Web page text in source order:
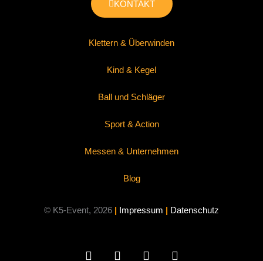
KONTAKT
Klettern & Überwinden
Kind & Kegel
Ball und Schläger
Sport & Action
Messen & Unternehmen
Blog
© K5-Event, 2026 Impressum Datenschutz
F
W
I
X